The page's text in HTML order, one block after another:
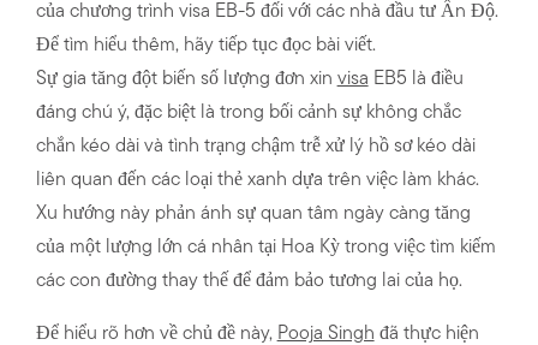
của chương trình visa EB-5 đối với các nhà đầu tư Ấn Độ.
Để tìm hiểu thêm, hãy tiếp tục đọc bài viết.
Sự gia tăng đột biến số lượng đơn xin visa EB5 là điều
đáng chú ý, đặc biệt là trong bối cảnh sự không chắc
chắn kéo dài và tình trạng chậm trễ xử lý hồ sơ kéo dài
liên quan đến các loại thẻ xanh dựa trên việc làm khác.
Xu hướng này phản ánh sự quan tâm ngày càng tăng
của một lượng lớn cá nhân tại Hoa Kỳ trong việc tìm kiếm
các con đường thay thế để đảm bảo tương lai của họ.
Để hiểu rõ hơn về chủ đề này, Pooja Singh đã thực hiện